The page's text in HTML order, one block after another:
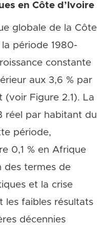
en Côte d’Ivoire
globale de la Côte
période 1980-
constante
aux 3,6 % par
(voir Figure 2.1). La
réel par habitant du
période,
0,1 % en Afrique
des termes de
et la crise
les faibles résultats
décennies